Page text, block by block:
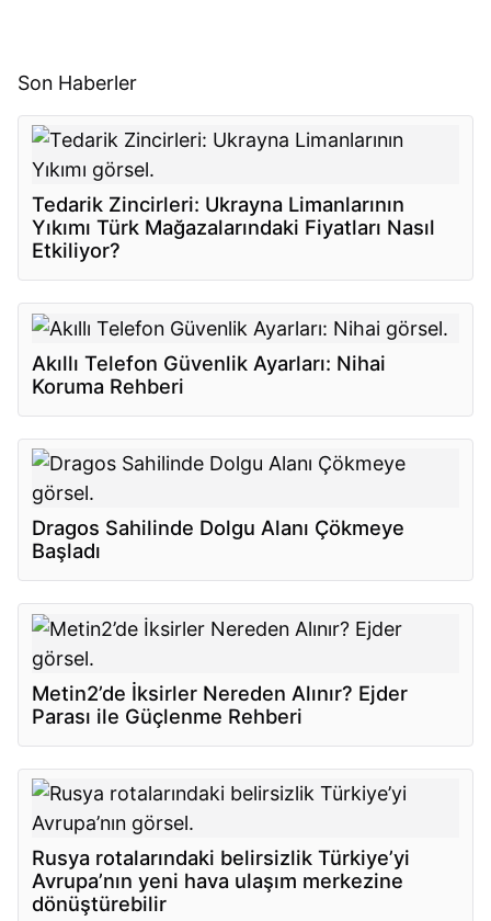
Son Haberler
Tedarik Zincirleri: Ukrayna Limanlarının
Yıkımı Türk Mağazalarındaki Fiyatları Nasıl
Etkiliyor?
Akıllı Telefon Güvenlik Ayarları: Nihai
Koruma Rehberi
Dragos Sahilinde Dolgu Alanı Çökmeye
Başladı
Metin2’de İksirler Nereden Alınır? Ejder
Parası ile Güçlenme Rehberi
Rusya rotalarındaki belirsizlik Türkiye’yi
Avrupa’nın yeni hava ulaşım merkezine
dönüştürebilir